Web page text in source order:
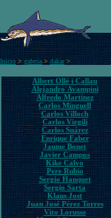
Inicio >galeria>dakar>
Albert Ollé i Callau
Alejandro Avampini
Alfredo Martínez
Carlos Minguell
Carlos Villoch
Carlos Virgili
Carlos Suárez
Enrique Faber
Jaume Bonet
Javier Campos
Kike Calvo
Pere Rubio
Sergio Hanquet
Sergio Sarta
Klaus Jost
Juan José Pérez Torres
Vito Lorusso